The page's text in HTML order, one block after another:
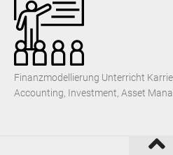
Finanzmodellierung Unterricht
Accounting, Investment, Asset